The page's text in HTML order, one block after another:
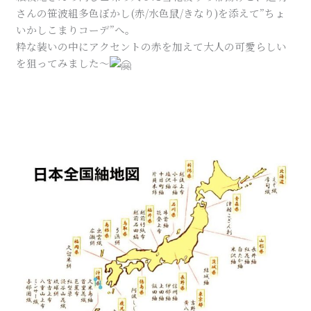
さんの笹波組多色ぼかし(赤/水色鼠/きなり)を添えて”ちょ
いかしこまりコーデ”へ。
粋な装いの中にアクセントの赤を加えて大人の可愛らしい
を狙ってみました〜